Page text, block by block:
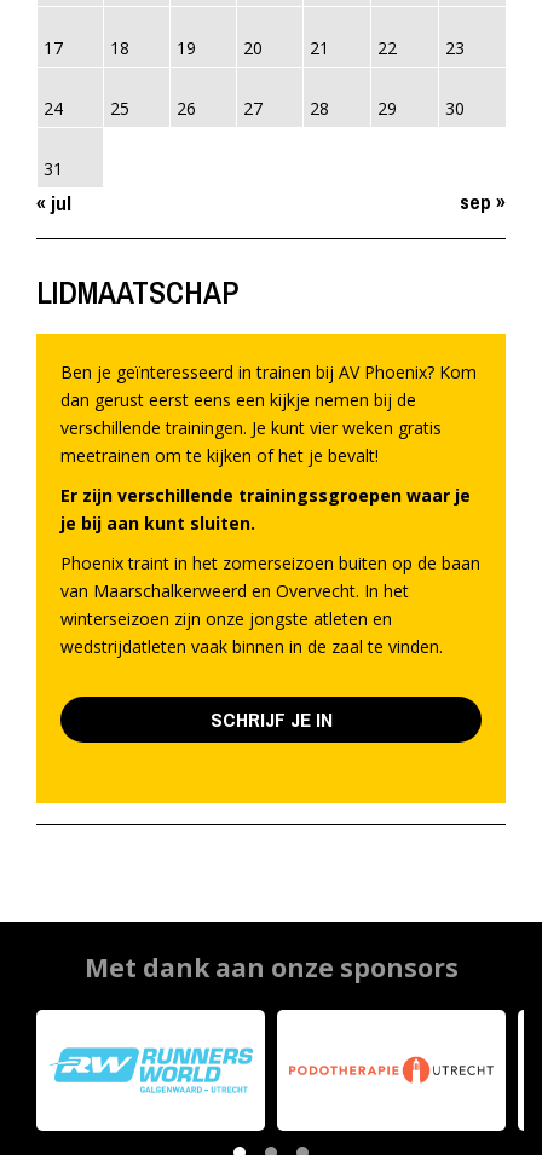
17 18 19 20 21 22 23
24 25 26 27 28 29 30
31
« jul sep »
LIDMAATSCHAP
Ben je geïnteresseerd in trainen bij AV Phoenix? Kom
dan gerust eerst eens een kijkje nemen bij de
verschillende trainingen. Je kunt vier weken gratis
meetrainen om te kijken of het je bevalt!
Er zijn verschillende trainingssgroepen waar je
je bij aan kunt sluiten.
Phoenix traint in het zomerseizoen buiten op de baan
van Maarschalkerweerd en Overvecht. In het
winterseizoen zijn onze jongste atleten en
wedstrijdatleten vaak binnen in de zaal te vinden.
SCHRIJF JE IN
Met dank aan onze sponsors